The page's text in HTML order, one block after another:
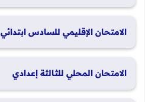
الامتحان الإقليمي للسادس ابتدائي
الامتحان المحلي للثالثة إعدادي